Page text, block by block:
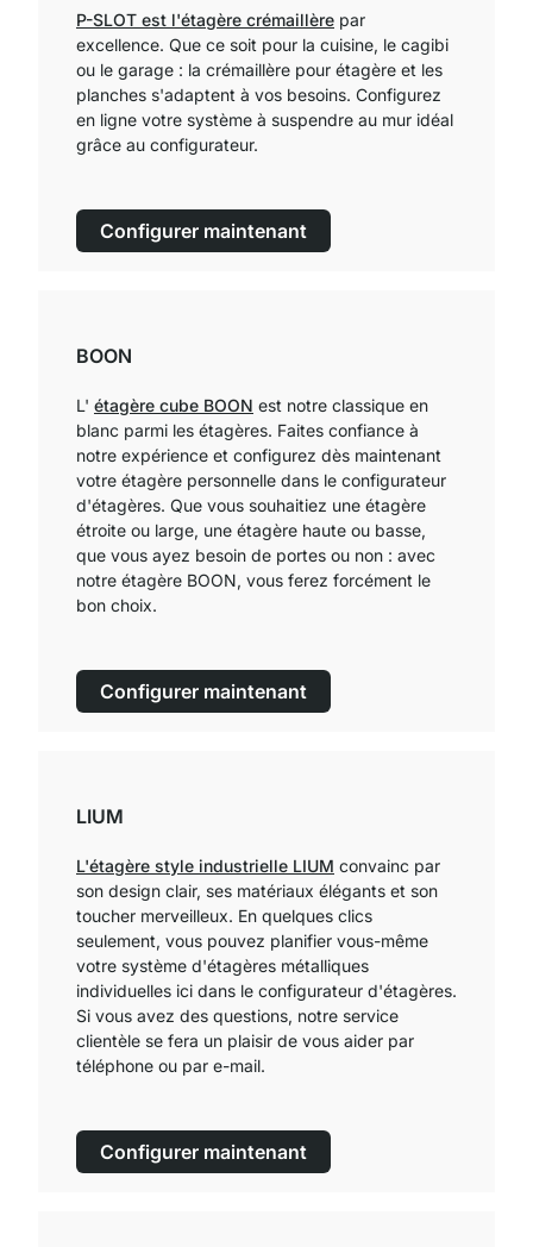
P-SLOT est l'étagère crémaillère par
excellence. Que ce soit pour la cuisine, le cagibi
ou le garage : la crémaillère pour étagère et les
planches s'adaptent à vos besoins. Configurez
en ligne votre système à suspendre au mur idéal
grâce au configurateur.
Configurer maintenant
BOON
L' étagère cube BOON est notre classique en
blanc parmi les étagères. Faites confiance à
notre expérience et configurez dès maintenant
votre étagère personnelle dans le configurateur
d'étagères. Que vous souhaitiez une étagère
étroite ou large, une étagère haute ou basse,
que vous ayez besoin de portes ou non : avec
notre étagère BOON, vous ferez forcément le
bon choix.
Configurer maintenant
LIUM
L'étagère style industrielle LIUM convainc par
son design clair, ses matériaux élégants et son
toucher merveilleux. En quelques clics
seulement, vous pouvez planifier vous-même
votre système d'étagères métalliques
individuelles ici dans le configurateur d'étagères.
Si vous avez des questions, notre service
clientèle se fera un plaisir de vous aider par
téléphone ou par e-mail.
Configurer maintenant